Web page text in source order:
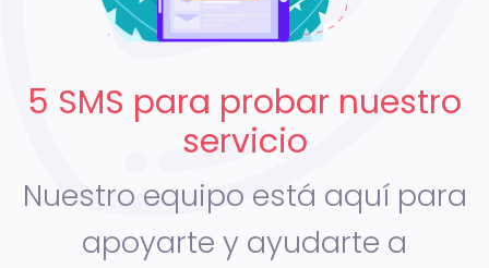
5 SMS para probar nuestro
servicio
Nuestro equipo está aquí para
apoyarte y ayudarte a